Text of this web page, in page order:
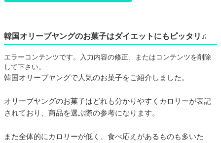
韓国オリーブヤングのお菓子はダイエットにもピッタリ♫
エラーコンテンツです。入力内容の修正、またはコンテンツを削除
して下さい。:
韓国オリーブヤングで人気のお菓子をご紹介しました。
オリーブヤングのお菓子はどれも分かりやすくカロリーが表記
されており、商品を選ぶ際の参考になります。
また全体的にカロリーが低く、食べ応えがあるものも多いた